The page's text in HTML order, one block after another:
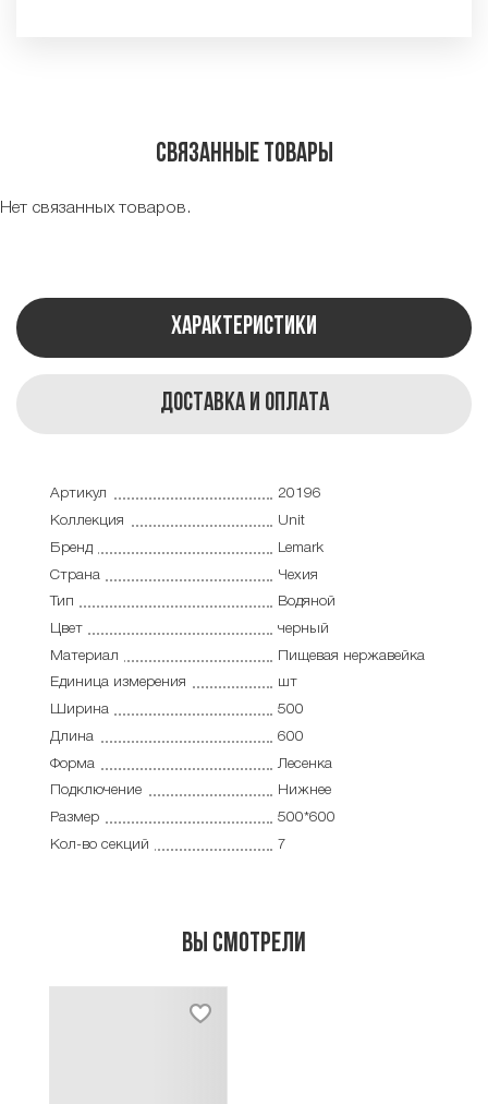
Связанные товары
Нет связанных товаров.
Характеристики
Доставка и оплата
Артикул
20196
Коллекция
Unit
Бренд
Lemark
Страна
Чехия
Тип
Водяной
Цвет
черный
Материал
Пищевая нержавейка
Единица измерения
шт
Ширина
500
Длина
600
Форма
Лесенка
Подключение
Нижнее
Размер
500*600
Кол-во секций
7
Вы смотрели